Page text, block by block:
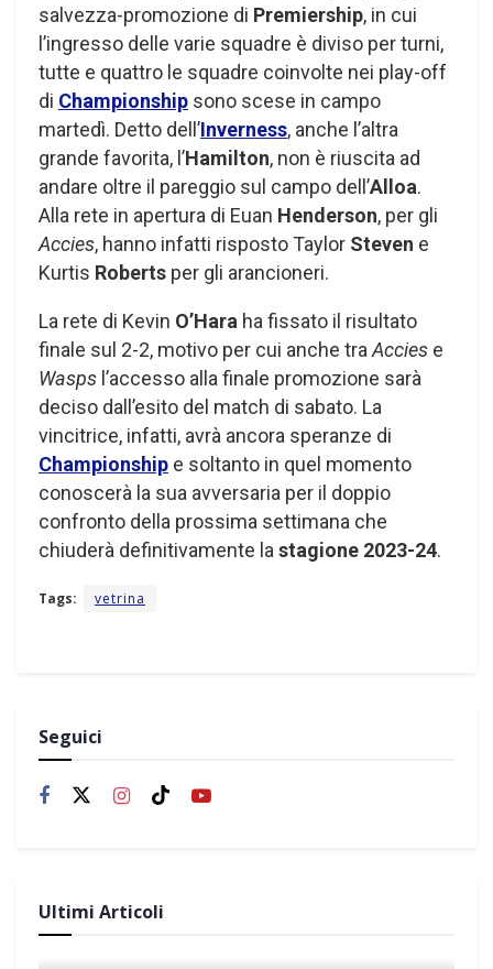
salvezza-promozione di Premiership, in cui
l’ingresso delle varie squadre è diviso per turni,
tutte e quattro le squadre coinvolte nei play-off
di Championship sono scese in campo
martedì. Detto dell’Inverness, anche l’altra
grande favorita, l’Hamilton, non è riuscita ad
andare oltre il pareggio sul campo dell’Alloa.
Alla rete in apertura di Euan Henderson, per gli
Accies, hanno infatti risposto Taylor Steven e
Kurtis Roberts per gli arancioneri.
La rete di Kevin O’Hara ha fissato il risultato
finale sul 2-2, motivo per cui anche tra Accies e
Wasps l’accesso alla finale promozione sarà
deciso dall’esito del match di sabato. La
vincitrice, infatti, avrà ancora speranze di
Championship e soltanto in quel momento
conoscerà la sua avversaria per il doppio
confronto della prossima settimana che
chiuderà definitivamente la stagione 2023-24.
Tags: vetrina
Seguici
Ultimi Articoli